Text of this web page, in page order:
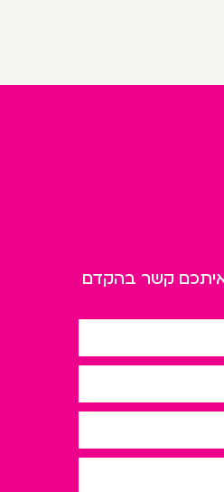
איתכם קשר בהקדם